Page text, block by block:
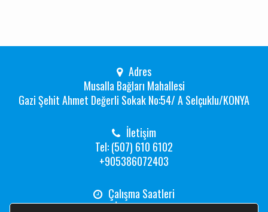
Adres
Musalla Bağları Mahallesi
Gazi Şehit Ahmet Değerli Sokak No:54/ A Selçuklu/KONYA
İletişim
Tel: (507) 610 6102
+905386072403
Çalışma Saatleri
Hafta İçi: 08:00 -19:00